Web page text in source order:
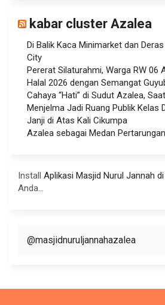
kabar cluster Azalea
Di Balik Kaca Minimarket dan
City
Pererat Silaturahmi, Warga RW 06
Halal 2026 dengan Semangat
Cahaya “Hati” di Sudut Azalea,
Menjelma Jadi Ruang Publik Kelas
Janji di Atas Kali Cikumpa
Azalea sebagai Medan
Install Aplikasi Masjid Nurul Jannah
Anda...
@masjidnuruljannahazalea